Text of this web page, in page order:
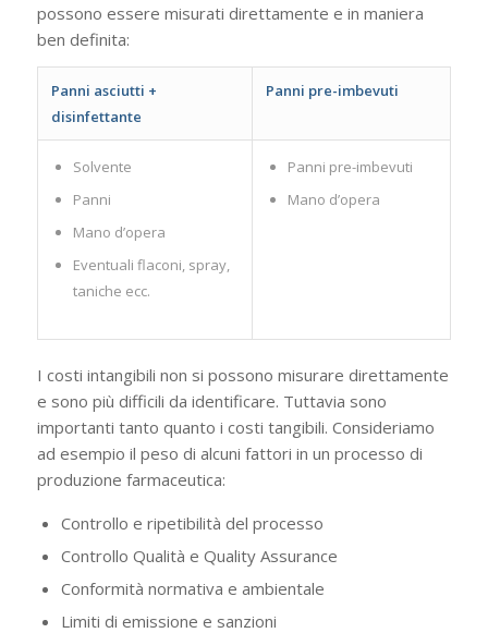
possono essere misurati direttamente e in maniera
ben definita:
Panni asciutti +
disinfettante
Panni pre-imbevuti
Solvente
Panni
Mano d’opera
Eventuali flaconi, spray,
taniche ecc.
Panni pre-imbevuti
Mano d’opera
I costi intangibili non si possono misurare direttamente
e sono più difficili da identificare. Tuttavia sono
importanti tanto quanto i costi tangibili. Consideriamo
ad esempio il peso di alcuni fattori in un processo di
produzione farmaceutica:
Controllo e ripetibilità del processo
Controllo Qualità e Quality Assurance
Conformità normativa e ambientale
Limiti di emissione e sanzioni